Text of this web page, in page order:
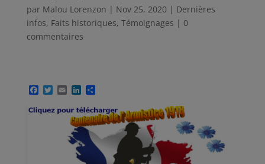
par Malou Lorenzon | Nov 25, 2020 | Dernières
infos, Faits historiques, Témoignages | 0
commentaires
F
c
e
T
i
E
a
L
n
k
e
I
n
P
r
t
a
g
e